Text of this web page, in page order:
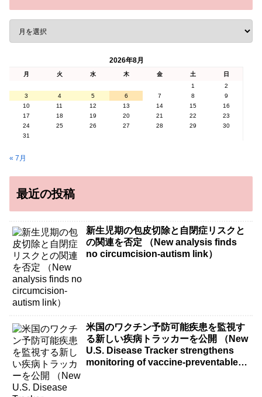
2026年8月
月 火 水 木 金 土
日
1
2
3
4 5 6 7 8
9
10
11 12 13 14 15
16
17
18 19 20 21 22
23
24
25 26 27 28 29
30
31
« 7月
最近の投稿
新生児期の包皮切除と自閉症リスクと
の関連を否定 （New analysis finds
no circumcision-autism link）
米国のワクチン予防可能疾患を監視す
る新しい疾病トラッカーを公開 （New
U.S. Disease Tracker strengthens
monitoring of vaccine-preventable